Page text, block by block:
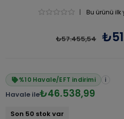
| Bu ürünü
₺57.455,54
%10 Havale/EFT indirimi i
Havale ile₺46.538,99
Son 50 stok var